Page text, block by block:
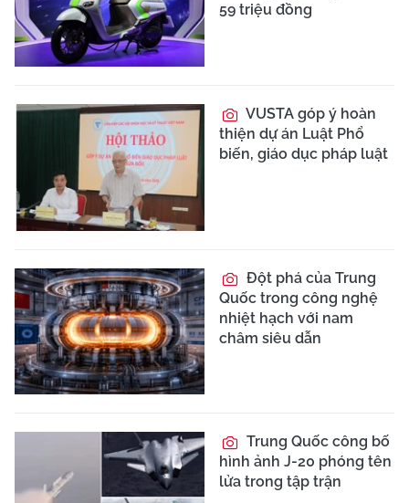
59 triệu đồng
VUSTA góp ý hoàn
thiện dự án Luật Phổ
biến, giáo dục pháp luật
Đột phá của Trung
Quốc trong công nghệ
nhiệt hạch với nam
châm siêu dẫn
Trung Quốc công bố
hình ảnh J-20 phóng tên
lửa trong tập trận